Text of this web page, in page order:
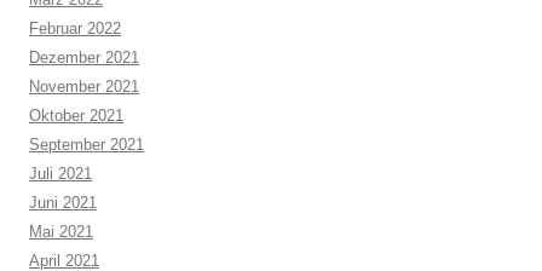
Februar 2022
Dezember 2021
November 2021
Oktober 2021
September 2021
Juli 2021
Juni 2021
Mai 2021
April 2021